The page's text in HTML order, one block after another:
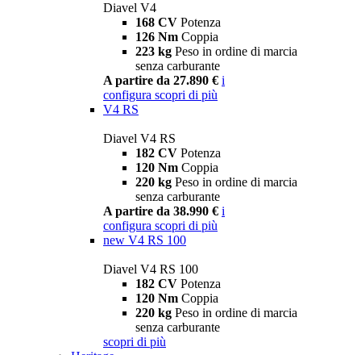
Diavel V4
168 CV Potenza
126 Nm Coppia
223 kg Peso in ordine di marcia
senza carburante
A partire da 27.890 € i
configura scopri di più
V4 RS
Diavel V4 RS
182 CV Potenza
120 Nm Coppia
220 kg Peso in ordine di marcia
senza carburante
A partire da 38.990 € i
configura scopri di più
new V4 RS 100
Diavel V4 RS 100
182 CV Potenza
120 Nm Coppia
220 kg Peso in ordine di marcia
senza carburante
scopri di più